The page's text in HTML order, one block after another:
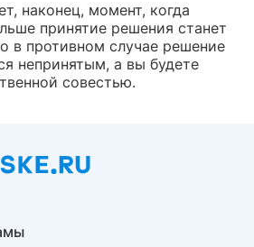
наконец, момент, когда
принятие решения станет
в противном случае решение
непринятым, а вы будете
совестью.